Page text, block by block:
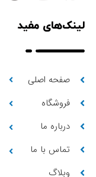
لینک‌های مفید
صفحه اصلی
فروشگاه
درباره ما
تماس با ما
وبلاگ